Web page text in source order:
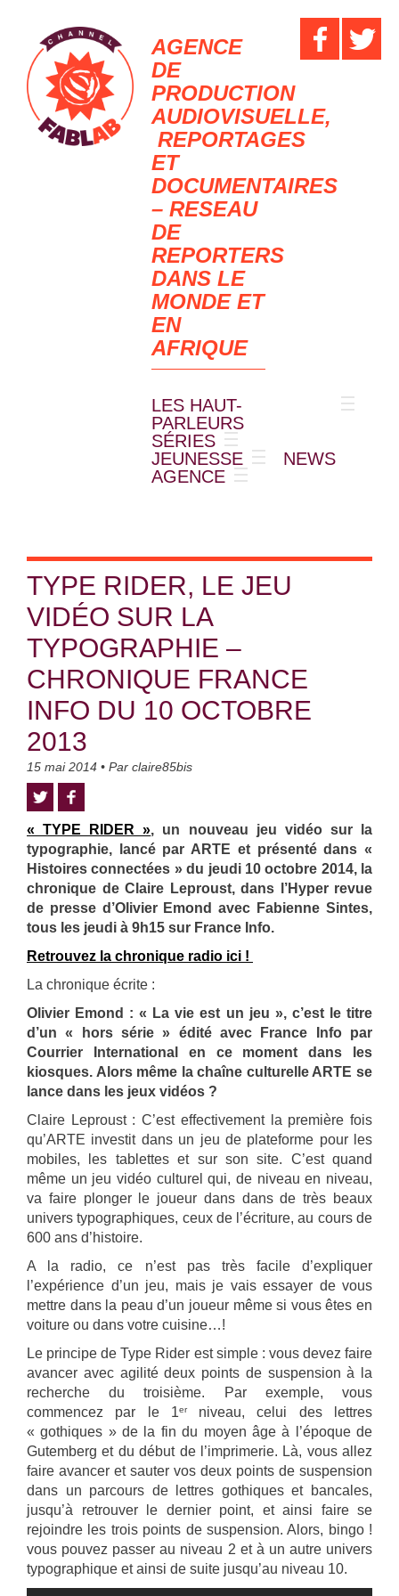
AGENCE
DE
PRODUCTION
AUDIOVISUELLE,
REPORTAGES
ET
DOCUMENTAIRES
– RESEAU
DE
REPORTERS
DANS LE
MONDE ET
EN
AFRIQUE
LES HAUT-
PARLEURS
SÉRIES
JEUNESSE
NEWS
AGENCE
TYPE RIDER, LE JEU
VIDÉO SUR LA
TYPOGRAPHIE –
CHRONIQUE FRANCE
INFO DU 10 OCTOBRE
2013
15 mai 2014 • Par claire85bis
« TYPE RIDER », un nouveau jeu vidéo sur la
typographie, lancé par ARTE et présenté dans «
Histoires connectées » du jeudi 10 octobre 2014, la
chronique de Claire Leproust, dans l’Hyper revue
de presse d’Olivier Emond avec Fabienne Sintes,
tous les jeudi à 9h15 sur France Info.
Retrouvez la chronique radio ici !
La chronique écrite :
Olivier Emond : « La vie est un jeu », c’est le titre
d’un « hors série » édité avec France Info par
Courrier International en ce moment dans les
kiosques. Alors même la chaîne culturelle ARTE se
lance dans les jeux vidéos ?
Claire Leproust : C’est effectivement la première fois
qu’ARTE investit dans un jeu de plateforme pour les
mobiles, les tablettes et sur son site. C’est quand
même un jeu vidéo culturel qui, de niveau en niveau,
va faire plonger le joueur dans dans de très beaux
univers typographiques, ceux de l’écriture, au cours de
600 ans d’histoire.
A la radio, ce n’est pas très facile d’expliquer
l’expérience d’un jeu, mais je vais essayer de vous
mettre dans la peau d’un joueur même si vous êtes en
voiture ou dans votre cuisine…!
Le principe de Type Rider est simple : vous devez faire
avancer avec agilité deux points de suspension à la
recherche du troisième. Par exemple, vous
commencez par le 1erniveau, celui des lettres
« gothiques » de la fin du moyen âge à l’époque de
Gutemberg et du début de l’imprimerie. Là, vous allez
faire avancer et sauter vos deux points de suspension
dans un parcours de lettres gothiques et bancales,
jusqu’à retrouver le dernier point, et ainsi faire se
rejoindre les trois points de suspension. Alors, bingo !
vous pouvez passer au niveau 2 et à un autre univers
typographique et ainsi de suite jusqu’au niveau 10.